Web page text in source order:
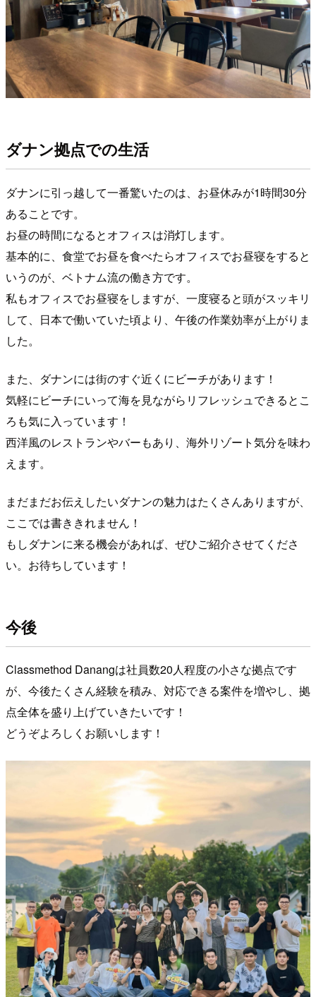
ダナン拠点での生活
ダナンに引っ越して一番驚いたのは、お昼休みが1時間30分
あることです。
お昼の時間になるとオフィスは消灯します。
基本的に、食堂でお昼を食べたらオフィスでお昼寝をすると
いうのが、ベトナム流の働き方です。
私もオフィスでお昼寝をしますが、一度寝ると頭がスッキリ
して、日本で働いていた頃より、午後の作業効率が上がりま
した。
また、ダナンには街のすぐ近くにビーチがあります！
気軽にビーチにいって海を見ながらリフレッシュできるとこ
ろも気に入っています！
西洋風のレストランやバーもあり、海外リゾート気分を味わ
えます。
まだまだお伝えしたいダナンの魅力はたくさんありますが、
ここでは書ききれません！
もしダナンに来る機会があれば、ぜひご紹介させてくださ
い。お待ちしています！
今後
Classmethod Danangは社員数20人程度の小さな拠点です
が、今後たくさん経験を積み、対応できる案件を増やし、拠
点全体を盛り上げていきたいです！
どうぞよろしくお願いします！